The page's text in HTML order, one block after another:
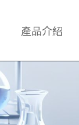
產品介紹